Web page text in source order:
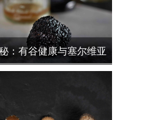
：有谷健康与塞尔维亚